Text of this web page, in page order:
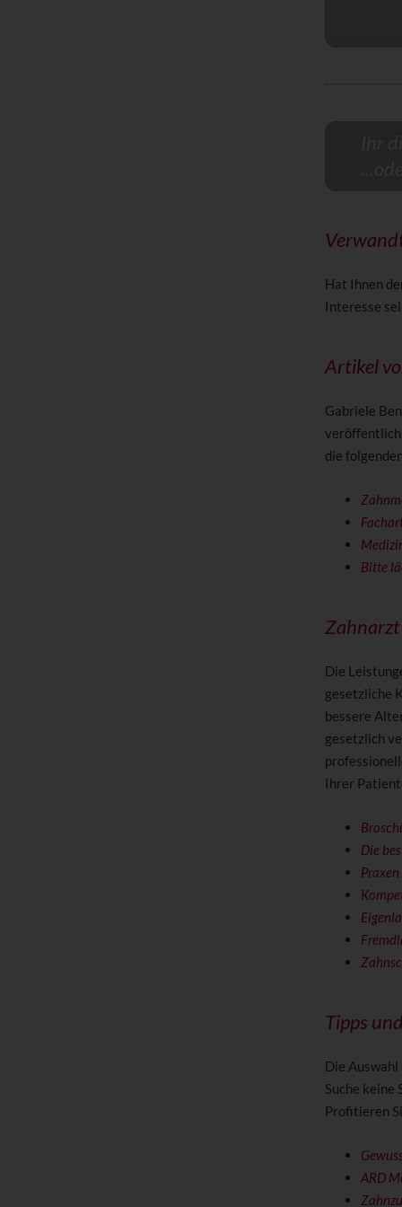
Hat Ihnen
Interesse
Artikel
Gabriele
veröffentlich
die
Bitte
Die
gesetzliche
bessere
gesetzlich
Ihrer
Die
Tipps
Die
Suche keine
Profitieren
ARD